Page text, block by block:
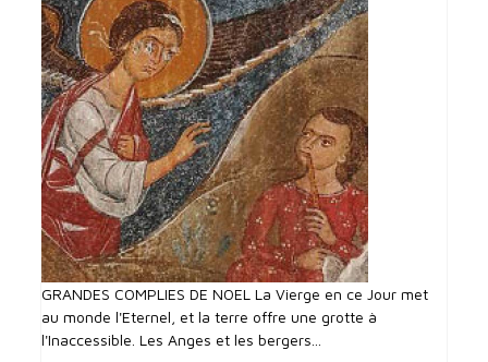
GRANDES COMPLIES DE NOEL La Vierge en ce Jour met
au monde l'Eternel, et la terre offre une grotte à
l'Inaccessible. Les Anges et les bergers...